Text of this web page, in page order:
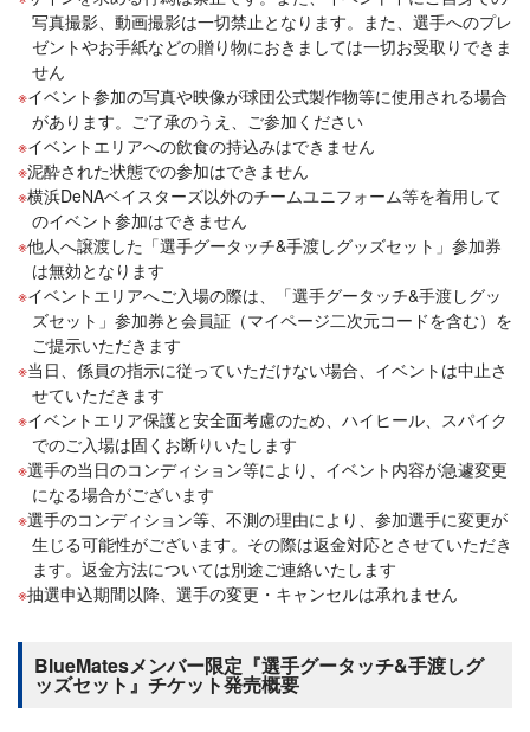
写真撮影、動画撮影は一切禁止となります。また、選手へのプレ
ゼントやお手紙などの贈り物におきましては一切お受取りできま
せん
イベント参加の写真や映像が球団公式製作物等に使用される場合
があります。ご了承のうえ、ご参加ください
イベントエリアへの飲食の持込みはできません
泥酔された状態での参加はできません
横浜DeNAベイスターズ以外のチームユニフォーム等を着用して
のイベント参加はできません
他人へ譲渡した「選手グータッチ&手渡しグッズセット」参加券
は無効となります
イベントエリアへご入場の際は、「選手グータッチ&手渡しグッ
ズセット」参加券と会員証（マイページ二次元コードを含む）を
ご提示いただきます
当日、係員の指示に従っていただけない場合、イベントは中止さ
せていただきます
イベントエリア保護と安全面考慮のため、ハイヒール、スパイク
でのご入場は固くお断りいたします
選手の当日のコンディション等により、イベント内容が急遽変更
になる場合がございます
選手のコンディション等、不測の理由により、参加選手に変更が
生じる可能性がございます。その際は返金対応とさせていただき
ます。返金方法については別途ご連絡いたします
抽選申込期間以降、選手の変更・キャンセルは承れません
BlueMatesメンバー限定『選手グータッチ&手渡しグ
ッズセット』チケット発売概要